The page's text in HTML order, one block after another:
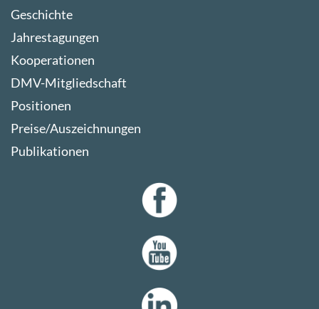
Geschichte
Jahrestagungen
Kooperationen
DMV-Mitgliedschaft
Positionen
Preise/Auszeichnungen
Publikationen